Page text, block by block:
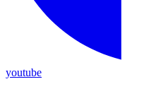
youtube